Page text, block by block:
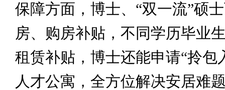
保障方面，博士、“双一流”硕
房、购房补贴，不同学历毕业
租赁补贴，博士还能申请“拎包
人才公寓，全方位解决安居难